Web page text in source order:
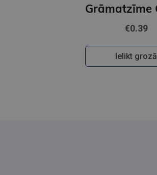
€0.39
Ielikt grozā